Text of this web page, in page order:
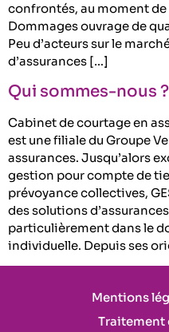
confrontés, au moment
Dommages ouvrage de
Peu d’acteurs sur le
d’assurances […]
Qui sommes-nous ?
Cabinet de courtage en
est une filiale du Groupe
assurances. Jusqu’alors
gestion pour compte de
prévoyance collectives,
des solutions
particulièrement dans le
individuelle. Depuis ses
Mentions
Traitement